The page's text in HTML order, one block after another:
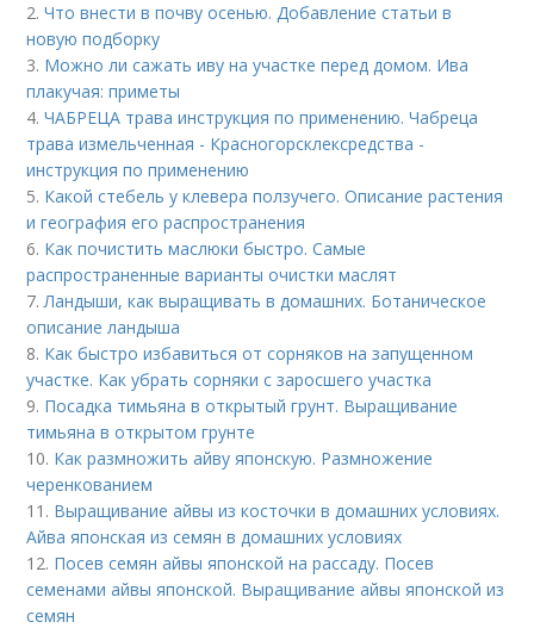
2.Что внести в почву осенью. Добавление статьи в
новую подборку
3. Можно ли сажать иву на участке перед домом. Ива
плакучая: приметы
4.ЧАБРЕЦА трава инструкция по применению. Чабреца
трава измельченная - Красногорсклексредства -
инструкция по применению
5. Какой стебель у клевера ползучего. Описание растения
и география его распространения
6. Как почистить маслюки быстро. Самые
распространенные варианты очистки маслят
7.Ландыши, как выращивать в домашних. Ботаническое
описание ландыша
8. Как быстро избавиться от сорняков на запущенном
участке. Как убрать сорняки с заросшего участка
9. Посадка тимьяна в открытый грунт. Выращивание
тимьяна в открытом грунте
10. Как размножить айву японскую. Размножение
черенкованием
11. Выращивание айвы из косточки в домашних условиях.
Айва японская из семян в домашних условиях
12. Посев семян айвы японской на рассаду. Посев
семенами айвы японской. Выращивание айвы японской из
семян